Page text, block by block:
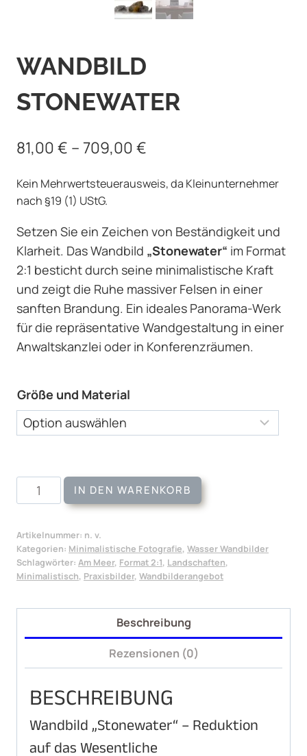
WANDBILD
STONEWATER
81,00€ – 709,00€
Kein Mehrwertsteuerausweis, da Kleinunternehmer
nach §19 (1) UStG.
Setzen Sie ein Zeichen von Beständigkeit und
Klarheit. Das Wandbild „Stonewater“ im Format
2:1 besticht durch seine minimalistische Kraft
und zeigt die Ruhe massiver Felsen in einer
sanften Brandung. Ein ideales Panorama-Werk
für die repräsentative Wandgestaltung in einer
Anwaltskanzlei oder in Konferenzräumen.
Größe und Material
Wandbild
Stonewater
IN DEN WARENKORB
Artikelnummer: n. v.
Kategorien: Minimalistische Fotografie, Wasser Wandbilder
Schlagwörter: Am Meer, Format 2:1, Landschaften,
Minimalistisch, Praxisbilder, Wandbilderangebot
Beschreibung
Rezensionen (0)
BESCHREIBUNG
Wandbild „Stonewater“ – Reduktion
auf das Wesentliche